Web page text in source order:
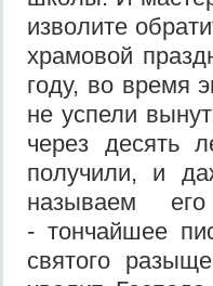
изволите
храмовой
году, во время
не успели
через десять
получили, и
называем
- тончайшее
святого